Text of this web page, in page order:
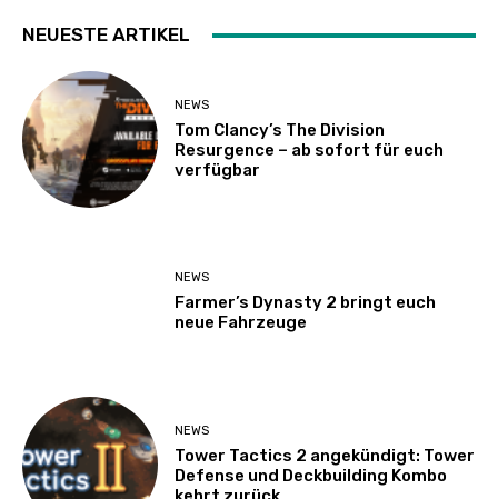
NEUESTE ARTIKEL
NEWS
Tom Clancy’s The Division
Resurgence – ab sofort für euch
verfügbar
NEWS
Farmer’s Dynasty 2 bringt euch
neue Fahrzeuge
NEWS
Tower Tactics 2 angekündigt: Tower
Defense und Deckbuilding Kombo